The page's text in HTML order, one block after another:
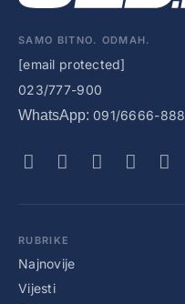
SAMO BITNO. ODMAH.
[email protected]
023/777-900
WhatsApp: 091/6666-888
RUBRIKE
Najnovije
Vijesti